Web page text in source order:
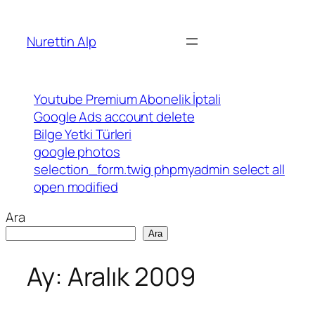
Nurettin Alp
Youtube Premium Abonelik İptali
Google Ads account delete
Bilge Yetki Türleri
google photos
selection_form.twig phpmyadmin select all
open modified
Ara
Ara
Ay: Aralık 2009